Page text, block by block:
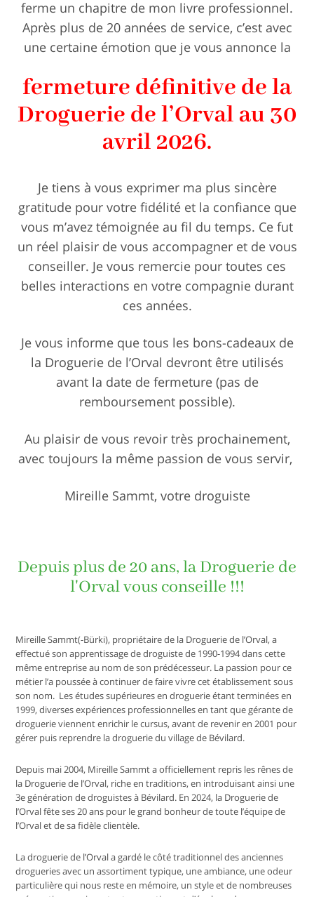
ferme un chapitre de mon livre professionnel.
Après plus de 20 années de service, c’est avec
une certaine émotion que je vous annonce la
fermeture définitive de la
Droguerie de l’Orval au 30
avril 2026.
Je tiens à vous exprimer ma plus sincère
gratitude pour votre fidélité et la confiance que
vous m’avez témoignée au fil du temps. Ce fut
un réel plaisir de vous accompagner et de vous
conseiller. Je vous remercie pour toutes ces
belles interactions en votre compagnie durant
ces années.
Je vous informe que tous les bons-cadeaux de
la Droguerie de l’Orval devront être utilisés
avant la date de fermeture (pas de
remboursement possible).
Au plaisir de vous revoir très prochainement,
avec toujours la même passion de vous servir,
Mireille Sammt, votre droguiste
Depuis plus de 20 ans, la Droguerie de
l'Orval vous conseille !!!
Mireille Sammt(-Bürki), propriétaire de la Droguerie de l’Orval, a
effectué son apprentissage de droguiste de 1990-1994 dans cette
même entreprise au nom de son prédécesseur. La passion pour ce
métier l’a poussée à continuer de faire vivre cet établissement sous
son nom. Les études supérieures en droguerie étant terminées en
1999, diverses expériences professionnelles en tant que gérante de
droguerie viennent enrichir le cursus, avant de revenir en 2001 pour
gérer puis reprendre la droguerie du village de Bévilard.
Depuis mai 2004, Mireille Sammt a officiellement repris les rênes de
la Droguerie de l’Orval, riche en traditions, en introduisant ainsi une
3e génération de droguistes à Bévilard. En 2024, la Droguerie de
l’Orval fête ses 20 ans pour le grand bonheur de toute l’équipe de
l’Orval et de sa fidèle clientèle.
La droguerie de l’Orval a gardé le côté traditionnel des anciennes
drogueries avec un assortiment typique, une ambiance, une odeur
particulière qui nous reste en mémoire, un style et de nombreuses